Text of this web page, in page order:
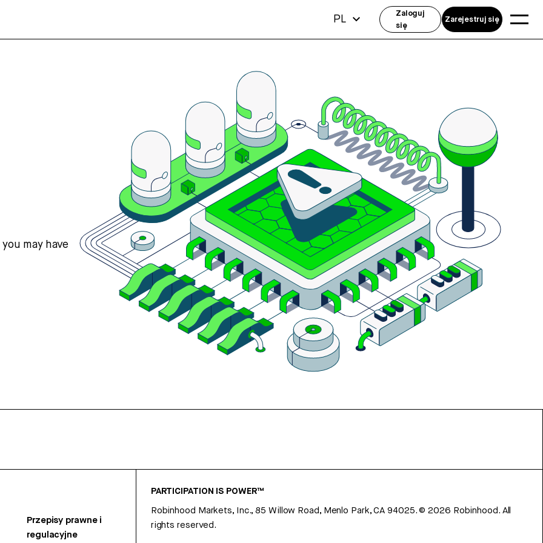
may have
Przepisy prawne i
regulacyjne
PARTICIPATION IS POWER™
Robinhood Markets, Inc., 85 Willow Road, Menlo Park, CA 94025.©2026 Robinhood. All
rights reserved.
PL
Zaloguj
się
Zarejestruj się